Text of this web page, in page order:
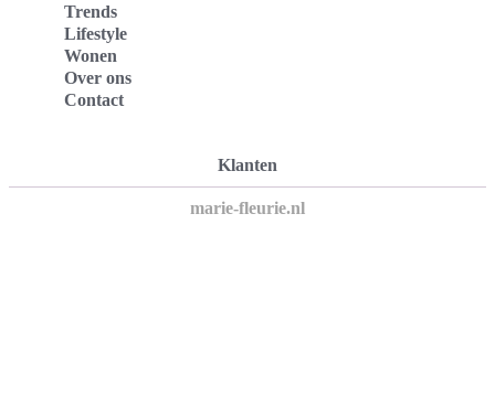
Trends
Lifestyle
Wonen
Over ons
Contact
Klanten
marie-fleurie.nl